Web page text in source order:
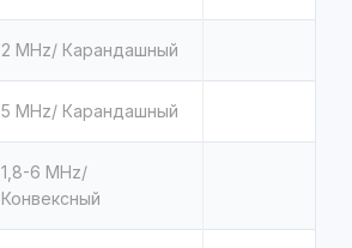
2 MHz/ Карандашный
5 MHz/ Карандашный
1,8-6 MHz/
Конвексный